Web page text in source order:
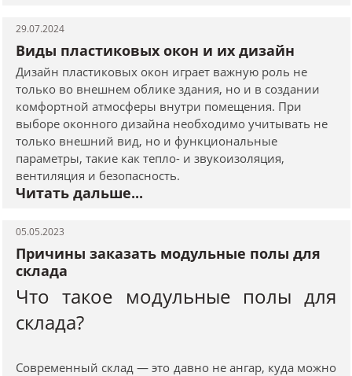
29.07.2024
Виды пластиковых окон и их дизайн
Дизайн пластиковых окон играет важную роль не
только во внешнем облике здания, но и в создании
комфортной атмосферы внутри помещения. При
выборе оконного дизайна необходимо учитывать не
только внешний вид, но и функциональные
параметры, такие как тепло- и звукоизоляция,
вентиляция и безопасность.
Читать дальше...
05.05.2023
Причины заказать модульные полы для
склада
Что такое модульные полы для
склада?
Современный склад — это давно не ангар, куда можно